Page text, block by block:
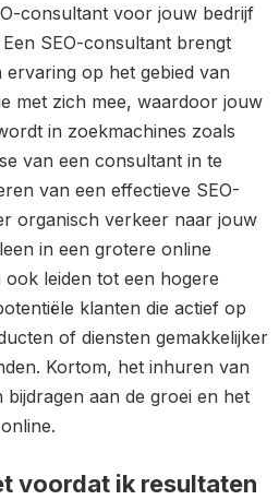
consultant voor jouw bedrijf
SEO-consultant brengt
ervaring op het gebied van
met zich mee, waardoor jouw
in zoekmachines zoals
van een consultant in te
van een effectieve SEO-
organisch verkeer naar jouw
in een grotere online
leiden tot een hogere
klanten die actief op
of diensten gemakkelijker
Kortom, het inhuren van
aan de groei en het
voordat ik resultaten